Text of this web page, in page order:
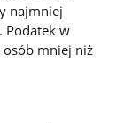
najmniej
Podatek w
osób mniej niż